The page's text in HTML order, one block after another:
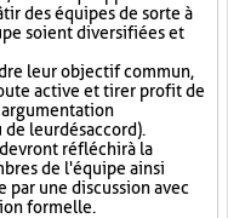
des équipes de sorte à
soient diversifiées et
leur objectif commun,
active et tirer profit de
de leur désaccord).
réfléchir à la
de l'équipe ainsi
par une discussion avec
formelle.